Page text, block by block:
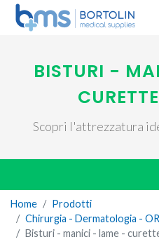
BISTURI -
Scopri l'attrezzatura
Home
Prodotti
Chirurgia - Dermatologia -
Bisturi - manici - lame -